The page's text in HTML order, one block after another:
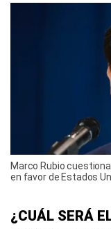
Marco Rubio
en favor de Estados
¿CUÁL SERÁ